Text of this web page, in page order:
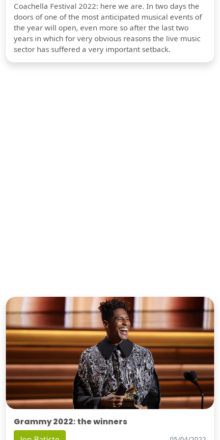
Coachella Festival 2022: here we are. In two days the
doors of one of the most anticipated musical events of
the year will open, even more so after the last two
years in which for very obvious reasons the live music
sector has suffered a very important setback.
Grammy 2022: the winners